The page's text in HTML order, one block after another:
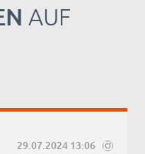
AUF
29.07.2024 13:06